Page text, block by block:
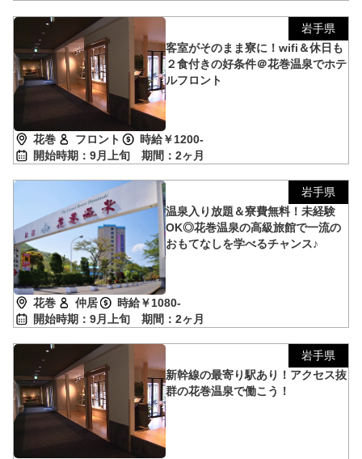
岩手県
客室がそのまま寮に！wifi＆休日も
２食付きの好条件＠花巻温泉でホテ
ルフロント
花巻 フロント
時給￥1200-
開始時期：9月上旬 期間：2ヶ月
岩手県
温泉入り放題＆寮費無料！未経験
OK◎花巻温泉の高級旅館で一流の
おもてなしを学べるチャンス♪
花巻 仲居
時給￥1080-
開始時期：9月上旬 期間：2ヶ月
岩手県
新幹線の最寄り駅あり！アクセス抜
群の花巻温泉で働こう！